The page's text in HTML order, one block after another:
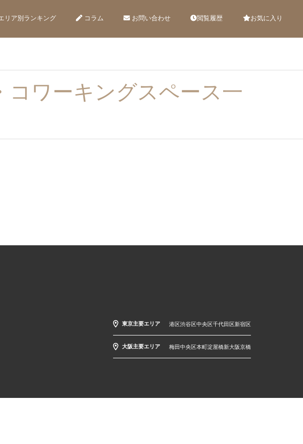
リア別ランキング コラム お問い合わせ 閲覧履歴 お気に入り
コワーキングスペース一
東京主要エリア 港区渋谷区中央区千代田区新宿区
大阪主要エリア 梅田中央区本町淀屋橋新大阪京橋